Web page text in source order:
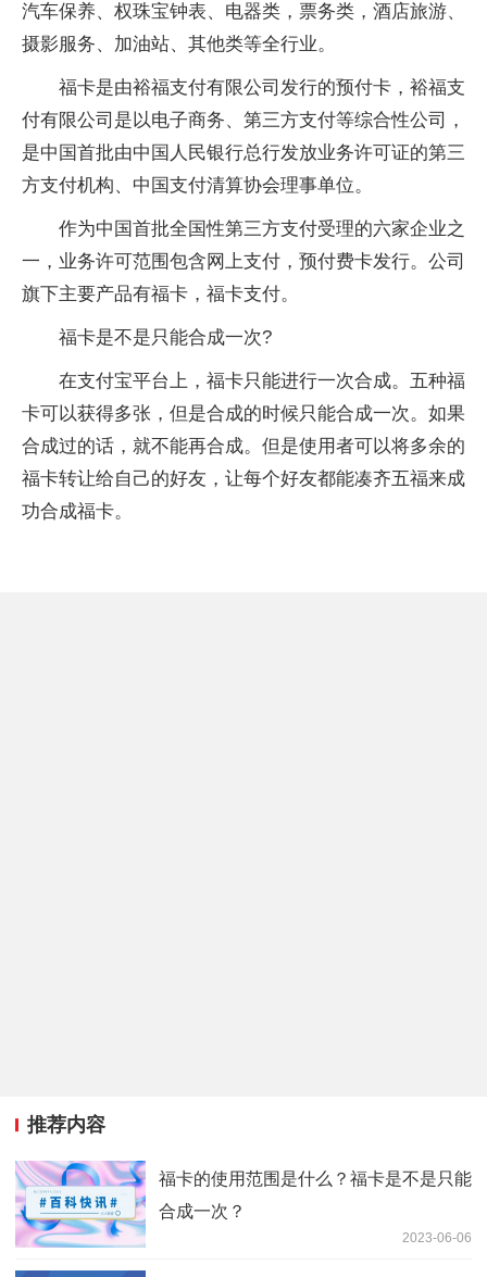
汽车保养、权珠宝钟表、电器类，票务类，酒店旅游、
摄影服务、加油站、其他类等全行业。
福卡是由裕福支付有限公司发行的预付卡，裕福支
付有限公司是以电子商务、第三方支付等综合性公司，
是中国首批由中国人民银行总行发放业务许可证的第三
方支付机构、中国支付清算协会理事单位。
作为中国首批全国性第三方支付受理的六家企业之
一，业务许可范围包含网上支付，预付费卡发行。公司
旗下主要产品有福卡，福卡支付。
福卡是不是只能合成一次?
在支付宝平台上，福卡只能进行一次合成。五种福
卡可以获得多张，但是合成的时候只能合成一次。如果
合成过的话，就不能再合成。但是使用者可以将多余的
福卡转让给自己的好友，让每个好友都能凑齐五福来成
功合成福卡。
推荐内容
福卡的使用范围是什么？福卡是不是只能
合成一次？
2023-06-06